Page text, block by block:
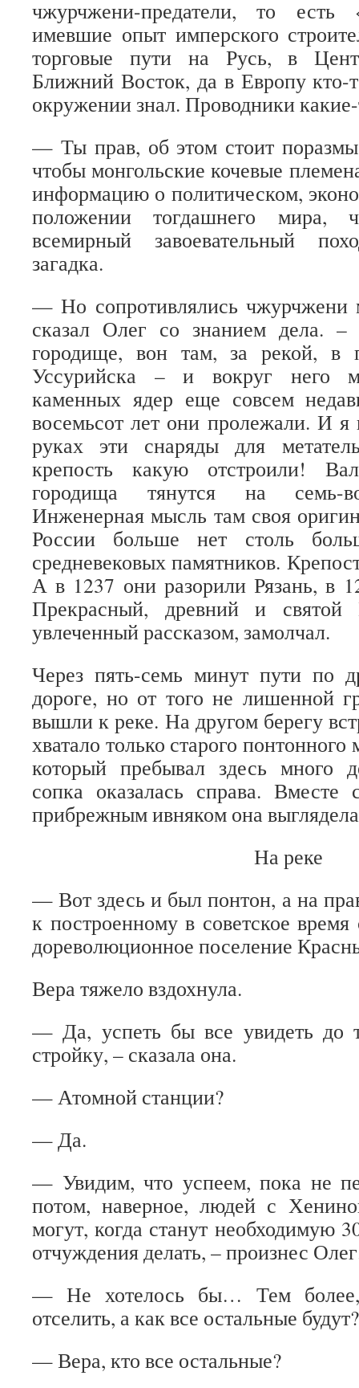
чжурчжени-предатели, то есть
имевшие опыт имперского
торговые пути на Русь, в
Ближний Восток, да в Европу кто-
окружении знал. Проводники
— Ты прав, об этом стоит
чтобы монгольские кочевые
информацию о политическом,
положении тогдашнего мира,
всемирный завоевательный
загадка.
— Но сопротивлялись чжурчжени
сказал Олег со знанием дела. –
городище, вон там, за рекой, в
Уссурийска – и вокруг него
каменных ядер еще совсем
восемьсот лет они пролежали. И
руках эти снаряды для
крепость какую отстроили!
городища тянутся на семь-
Инженерная мысль там своя
России больше нет столь
средневековых памятников.
А в 1237 они разорили Рязань, в
Прекрасный, древний и
увлеченный рассказом, замолчал.
Через пять-семь минут пути по
дороге, но от того не лишенной
вышли к реке. На другом берегу
хватало только старого
который пребывал здесь много
сопка оказалась справа.
прибрежным ивняком она
На реке
— Вот здесь и был понтон, а на
к построенному в советское
дореволюционное поселение
Вера тяжело вздохнула.
— Да, успеть бы все увидеть до
стройку, – сказала она.
— Атомной станции?
— Да.
— Увидим, что успеем, пока не
потом, наверное, людей с
могут, когда станут необходимую
отчуждения делать, – произнес
— Не хотелось бы… Тем
отселить, а как все остальные будут?
— Вера, кто все остальные?